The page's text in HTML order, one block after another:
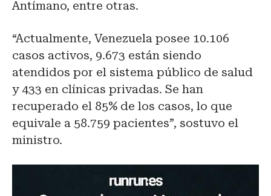
Antímano, entre otras.
“Actualmente, Venezuela posee 10.106
casos activos, 9.673 están siendo
atendidos por el sistema público de salud
y 433 en clínicas privadas. Se han
recuperado el 85% de los casos, lo que
equivale a 58.759 pacientes”, sostuvo el
ministro.